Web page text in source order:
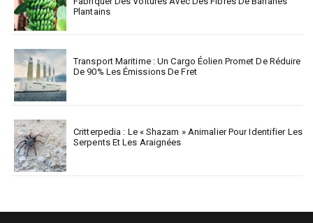
Plantains
Transport Maritime : Un Cargo Éolien Promet De Réduire
De 90% Les Émissions De Fret
Critterpedia : Le « Shazam » Animalier Pour Identifier Les
Serpents Et Les Araignées